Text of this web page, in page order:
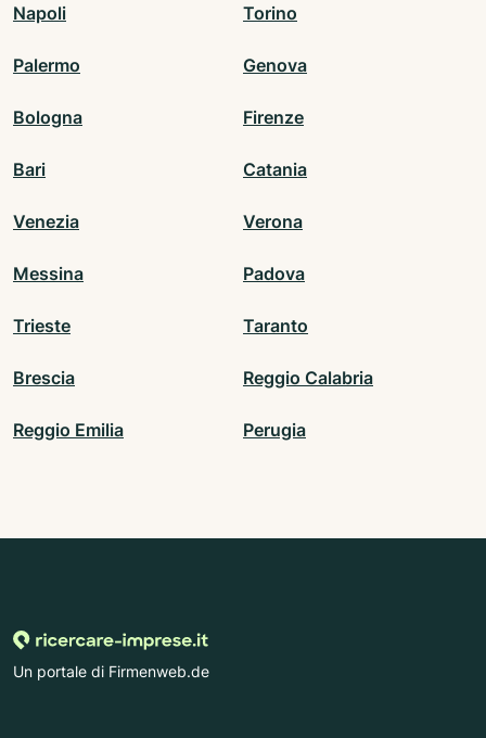
Napoli Torino
Palermo Genova
Bologna Firenze
Bari Catania
Venezia Verona
Messina Padova
Trieste Taranto
Brescia Reggio Calabria
Reggio Emilia Perugia
Un portale di Firmenweb.de